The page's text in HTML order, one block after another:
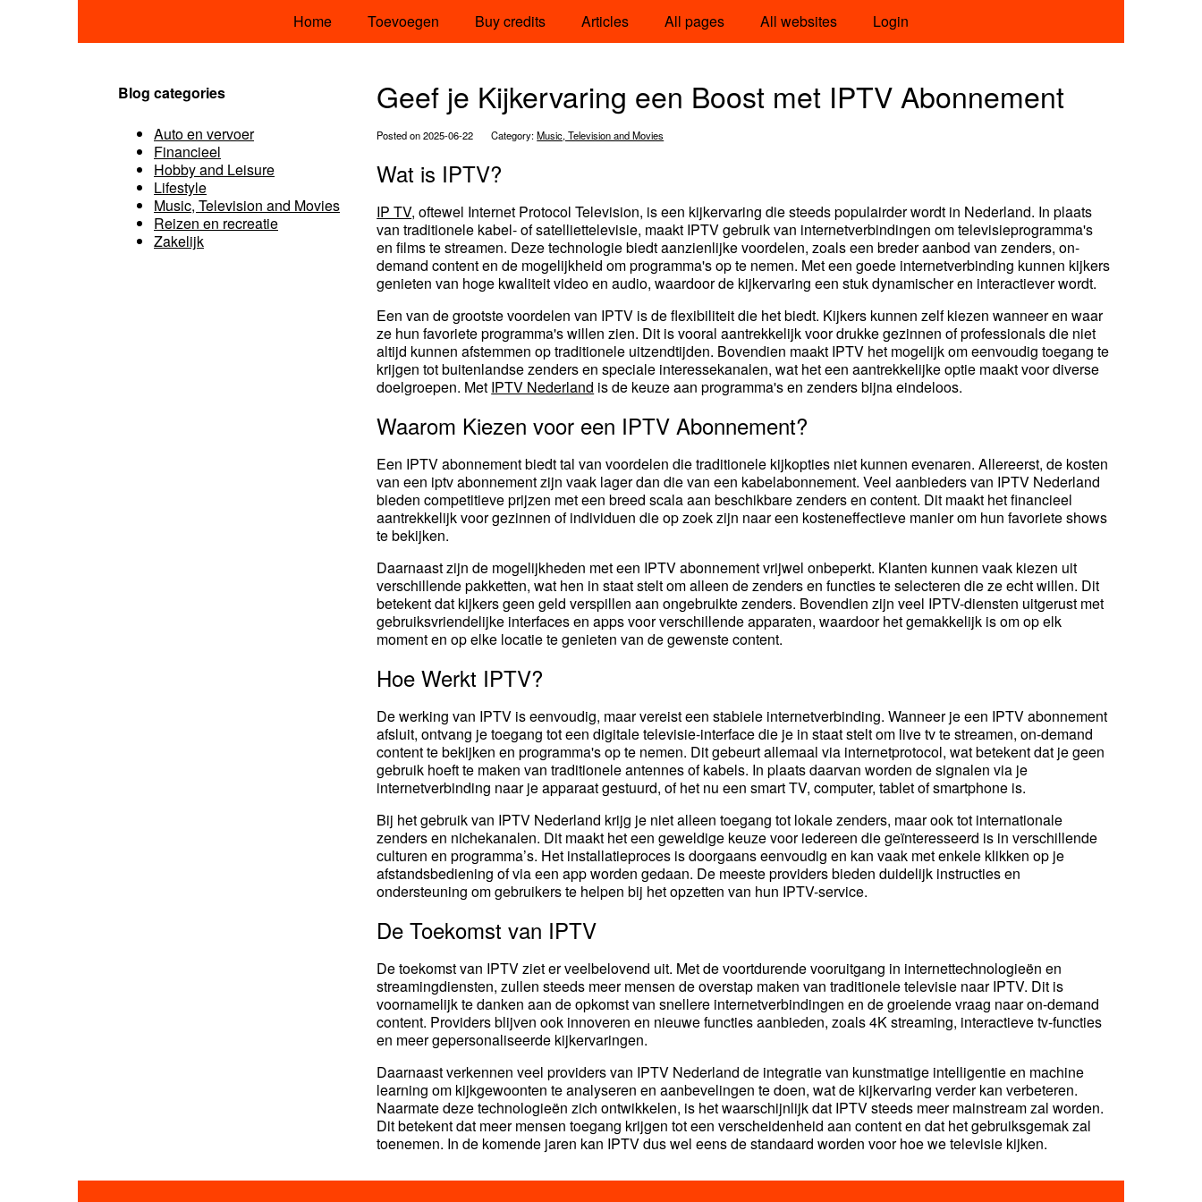
Home Toevoegen Buy credits Articles All pages All websites Login
Geef je Kijkervaring een Boost met IPTV Abonnement
Posted on 2025-06-22 Category:Music, Television and Movies
Wat is IPTV?
IP TV, oftewel Internet Protocol Television, is een kijkervaring die steeds populairder wordt in Nederland. In plaats
van traditionele kabel- of satelliettelevisie, maakt IPTV gebruik van internetverbindingen om televisieprogramma's
en films te streamen. Deze technologie biedt aanzienlijke voordelen, zoals een breder aanbod van zenders, on-
demand content en de mogelijkheid om programma's op te nemen. Met een goede internetverbinding kunnen kijkers
genieten van hoge kwaliteit video en audio, waardoor de kijkervaring een stuk dynamischer en interactiever wordt.
Een van de grootste voordelen van IPTV is de flexibiliteit die het biedt. Kijkers kunnen zelf kiezen wanneer en waar
ze hun favoriete programma's willen zien. Dit is vooral aantrekkelijk voor drukke gezinnen of professionals die niet
altijd kunnen afstemmen op traditionele uitzendtijden. Bovendien maakt IPTV het mogelijk om eenvoudig toegang te
krijgen tot buitenlandse zenders en speciale interessekanalen, wat het een aantrekkelijke optie maakt voor diverse
doelgroepen. Met IPTV Nederland is de keuze aan programma's en zenders bijna eindeloos.
Waarom Kiezen voor een IPTV Abonnement?
Een IPTV abonnement biedt tal van voordelen die traditionele kijkopties niet kunnen evenaren. Allereerst, de kosten
van een iptv abonnement zijn vaak lager dan die van een kabelabonnement. Veel aanbieders van IPTV Nederland
bieden competitieve prijzen met een breed scala aan beschikbare zenders en content. Dit maakt het financieel
aantrekkelijk voor gezinnen of individuen die op zoek zijn naar een kosteneffectieve manier om hun favoriete shows
te bekijken.
Daarnaast zijn de mogelijkheden met een IPTV abonnement vrijwel onbeperkt. Klanten kunnen vaak kiezen uit
verschillende pakketten, wat hen in staat stelt om alleen de zenders en functies te selecteren die ze echt willen. Dit
betekent dat kijkers geen geld verspillen aan ongebruikte zenders. Bovendien zijn veel IPTV-diensten uitgerust met
gebruiksvriendelijke interfaces en apps voor verschillende apparaten, waardoor het gemakkelijk is om op elk
moment en op elke locatie te genieten van de gewenste content.
Hoe Werkt IPTV?
De werking van IPTV is eenvoudig, maar vereist een stabiele internetverbinding. Wanneer je een IPTV abonnement
afsluit, ontvang je toegang tot een digitale televisie-interface die je in staat stelt om live tv te streamen, on-demand
content te bekijken en programma's op te nemen. Dit gebeurt allemaal via internetprotocol, wat betekent dat je geen
gebruik hoeft te maken van traditionele antennes of kabels. In plaats daarvan worden de signalen via je
internetverbinding naar je apparaat gestuurd, of het nu een smart TV, computer, tablet of smartphone is.
Bij het gebruik van IPTV Nederland krijg je niet alleen toegang tot lokale zenders, maar ook tot internationale
zenders en nichekanalen. Dit maakt het een geweldige keuze voor iedereen die geïnteresseerd is in verschillende
culturen en programma’s. Het installatieproces is doorgaans eenvoudig en kan vaak met enkele klikken op je
afstandsbediening of via een app worden gedaan. De meeste providers bieden duidelijk instructies en
ondersteuning om gebruikers te helpen bij het opzetten van hun IPTV-service.
De Toekomst van IPTV
De toekomst van IPTV ziet er veelbelovend uit. Met de voortdurende vooruitgang in internettechnologieën en
streamingdiensten, zullen steeds meer mensen de overstap maken van traditionele televisie naar IPTV. Dit is
voornamelijk te danken aan de opkomst van snellere internetverbindingen en de groeiende vraag naar on-demand
content. Providers blijven ook innoveren en nieuwe functies aanbieden, zoals 4K streaming, interactieve tv-functies
en meer gepersonaliseerde kijkervaringen.
Daarnaast verkennen veel providers van IPTV Nederland de integratie van kunstmatige intelligentie en machine
learning om kijkgewoonten te analyseren en aanbevelingen te doen, wat de kijkervaring verder kan verbeteren.
Naarmate deze technologieën zich ontwikkelen, is het waarschijnlijk dat IPTV steeds meer mainstream zal worden.
Dit betekent dat meer mensen toegang krijgen tot een verscheidenheid aan content en dat het gebruiksgemak zal
toenemen. In de komende jaren kan IPTV dus wel eens de standaard worden voor hoe we televisie kijken.
Blog categories
Auto en vervoer
Financieel
Hobby and Leisure
Lifestyle
Music, Television and Movies
Reizen en recreatie
Zakelijk